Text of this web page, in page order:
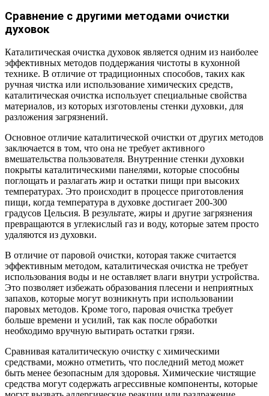
Сравнение с другими методами очистки
духовок
Каталитическая очистка духовок является одним из наиболее
эффективных методов поддержания чистоты в кухонной
технике. В отличие от традиционных способов, таких как
ручная чистка или использование химических средств,
каталитическая очистка использует специальные свойства
материалов, из которых изготовлены стенки духовки, для
разложения загрязнений.
Основное отличие каталитической очистки от других методов
заключается в том, что она не требует активного
вмешательства пользователя. Внутренние стенки духовки
покрыты каталитическими панелями, которые способны
поглощать и разлагать жир и остатки пищи при высоких
температурах. Это происходит в процессе приготовления
пищи, когда температура в духовке достигает 200-300
градусов Цельсия. В результате, жиры и другие загрязнения
превращаются в углекислый газ и воду, которые затем просто
удаляются из духовки.
В отличие от паровой очистки, которая также считается
эффективным методом, каталитическая очистка не требует
использования воды и не оставляет влаги внутри устройства.
Это позволяет избежать образования плесени и неприятных
запахов, которые могут возникнуть при использовании
паровых методов. Кроме того, паровая очистка требует
больше времени и усилий, так как после обработки
необходимо вручную вытирать остатки грязи.
Сравнивая каталитическую очистку с химическими
средствами, можно отметить, что последний метод может
быть менее безопасным для здоровья. Химические чистящие
средства могут содержать агрессивные компоненты, которые